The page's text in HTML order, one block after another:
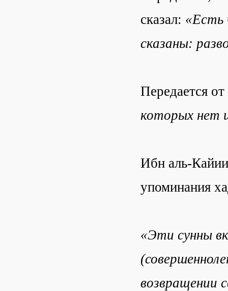
сказал: «Есть
сказаны:
Передается
которых нет
Ибн аль-
упоминания
«Эти сунны
возвращении